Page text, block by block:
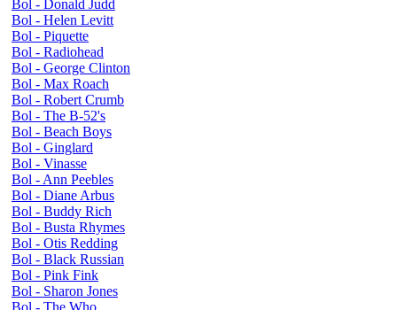
Bol - Donald Judd
Bol - Helen Levitt
Bol - Piquette
Bol - Radiohead
Bol - George Clinton
Bol - Max Roach
Bol - Robert Crumb
Bol - The B-52's
Bol - Beach Boys
Bol - Ginglard
Bol - Vinasse
Bol - Ann Peebles
Bol - Diane Arbus
Bol - Buddy Rich
Bol - Busta Rhymes
Bol - Otis Redding
Bol - Black Russian
Bol - Pink Fink
Bol - Sharon Jones
Bol - The Who